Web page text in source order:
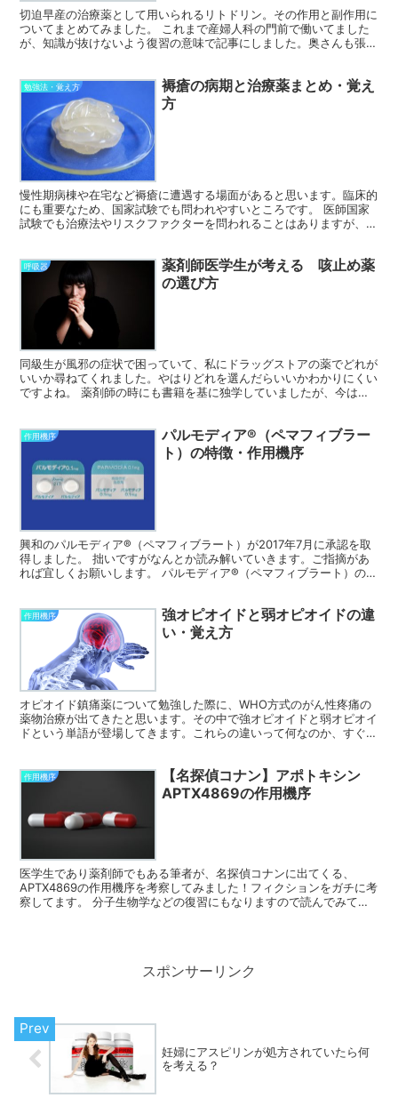
切迫早産の治療薬として用いられるリトドリン。その作用と副作用に
ついてまとめてみました。 これまで産婦人科の門前で働いてました
が、知識が抜けないよう復習の意味で記事にしました。奥さんも張り
勉強法・覚え方
褥瘡の病期と治療薬まとめ・覚え
方
慢性期病棟や在宅など褥瘡に遭遇する場面があると思います。臨床的
にも重要なため、国家試験でも問われやすいところです。 医師国家
試験でも治療法やリスクファクターを問われることはありますが、具
呼吸器
薬剤師医学生が考える 咳止め薬
の選び方
同級生が風邪の症状で困っていて、私にドラッグストアの薬でどれが
いいか尋ねてくれました。やはりどれを選んだらいいかわかりにくい
ですよね。 薬剤師の時にも書籍を基に独学していましたが、今は呼
作用機序
パルモディア®（ペマフィブラー
ト）の特徴・作用機序
興和のパルモディア®（ペマフィブラート）が2017年7月に承認を取
得しました。 拙いですがなんとか読み解いていきます。ご指摘があ
れば宜しくお願いします。 パルモディア®（ペマフィブラート）の作
作用機序
強オピオイドと弱オピオイドの違
い・覚え方
オピオイド鎮痛薬について勉強した際に、WHO方式のがん性疼痛の
薬物治療が出てきたと思います。その中で強オピオイドと弱オピオイ
ドという単語が登場してきます。これらの違いって何なのか、すぐに
作用機序
【名探偵コナン】アポトキシン
APTX4869の作用機序
医学生であり薬剤師でもある筆者が、名探偵コナンに出てくる、
APTX4869の作用機序を考察してみました！フィクションをガチに考
察してます。 分子生物学などの復習にもなりますので読んでみてく
スポンサーリンク
妊婦にアスピリンが処方されていたら何
を考える？